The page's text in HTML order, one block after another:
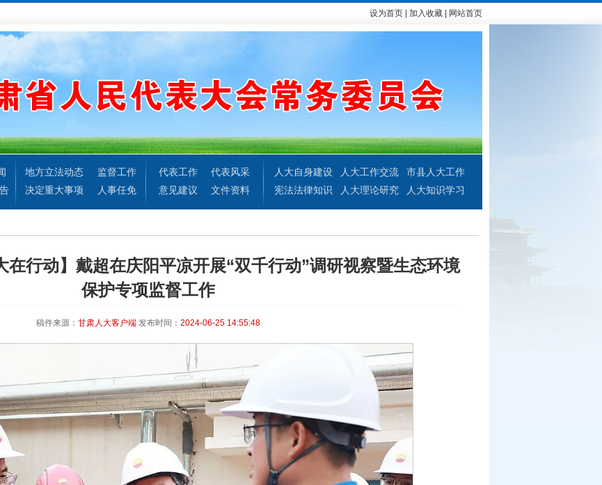
设为首页 加入收藏 网站首页
地方立法动态
监督工作
决定重大事项
人事任免
代表工作
代表风采
意见建议
文件资料
人大自身建设 人大工作交流
市县人大工作
宪法法律知识
人大理论研究 人大知识学习
在行动】戴超在庆阳平凉开展“双千行动”调研视察暨生态环境
保护专项监督工作
稿件来源： 甘肃人大客户端 发布时间： 2024-06-25 14:55:48